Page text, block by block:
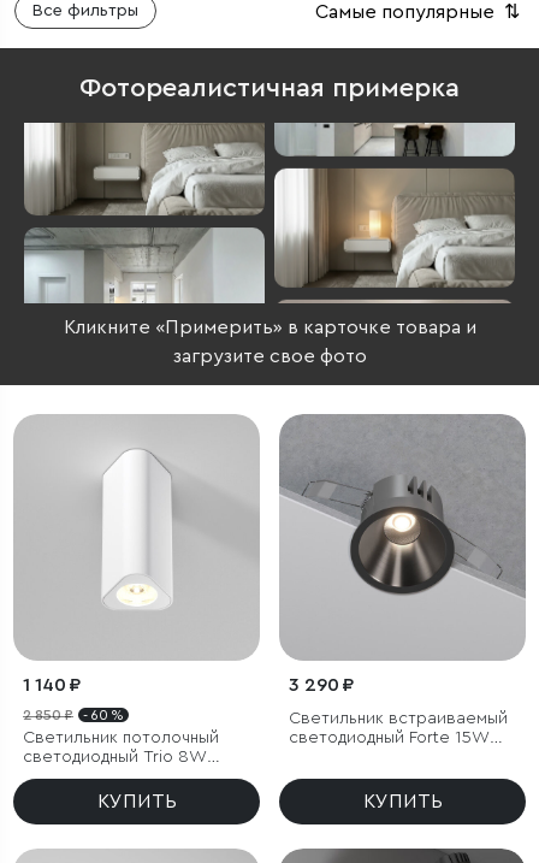
Все фильтры Самые популярные ⇅
Фотореалистичная примерка
Кликните «Примерить» в карточке товара и
загрузите свое фото
1 140 ₽
2 850 ₽ - 60 %
Светильник потолочный
светодиодный Trio 8W
3000K белый
КУПИТЬ
3 290 ₽
Светильник встраиваемый
светодиодный Forte 15W
КУПИТЬ